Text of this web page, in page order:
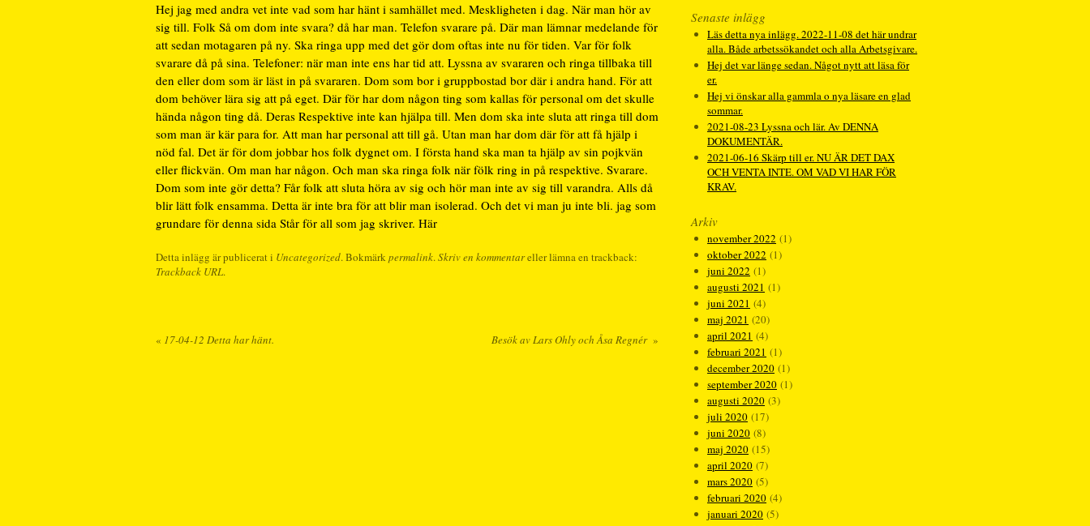
Hej jag med andra vet inte vad som har hänt i samhället med. Meskligheten i dag. När man hör av
sig till. Folk Så om dom inte svara? då har man. Telefon svarare på. Där man lämnar medelande för
att sedan motagaren på ny. Ska ringa upp med det gör dom oftas inte nu för tiden. Var för folk
svarare då på sina. Telefoner: när man inte ens har tid att. Lyssna av svararen och ringa tillbaka till
den eller dom som är läst in på svararen. Dom som bor i gruppbostad bor där i andra hand. För att
dom behöver lära sig att på eget. Där för har dom någon ting som kallas för personal om det skulle
hända någon ting då. Deras Respektive inte kan hjälpa till. Men dom ska inte sluta att ringa till dom
som man är kär para for. Att man har personal att till gå. Utan man har dom där för att få hjälp i
nöd fal. Det är för dom jobbar hos folk dygnet om. I första hand ska man ta hjälp av sin pojkvän
eller flickvän. Om man har någon. Och man ska ringa folk när fölk ring in på respektive. Svarare.
Dom som inte gör detta? Får folk att sluta höra av sig och hör man inte av sig till varandra. Alls då
blir lätt folk ensamma. Detta är inte bra för att blir man isolerad. Och det vi man ju inte bli. jag som
grundare för denna sida Står för all som jag skriver. Här
Detta inlägg är publicerat i Uncategorized. Bokmärkpermalink.Skriv en kommentareller lämna en trackback:
Trackback URL.
« 17-04-12 Detta har hänt. Besök av Lars Ohly och Åsa Regnér »
Senaste inlägg
Läs detta nya inlägg. 2022-11-08 det här undrar
alla. Både arbetssökandet och alla Arbetsgivare.
Hej det var länge sedan. Något nytt att läsa för
er.
Hej vi önskar alla gammla o nya läsare en glad
sommar.
2021-08-23 Lyssna och lär. Av DENNA
DOKUMENTÄR.
2021-06-16 Skärp till er. NU ÄR DET DAX
OCH VENTA INTE. OM VAD VI HAR FÖR
KRAV.
Arkiv
november 2022 (1)
oktober 2022 (1)
juni 2022 (1)
augusti 2021 (1)
juni 2021 (4)
maj 2021 (20)
april 2021 (4)
februari 2021 (1)
december 2020 (1)
september 2020 (1)
augusti 2020 (3)
juli 2020 (17)
juni 2020 (8)
maj 2020 (15)
april 2020 (7)
mars 2020 (5)
februari 2020 (4)
januari 2020 (5)